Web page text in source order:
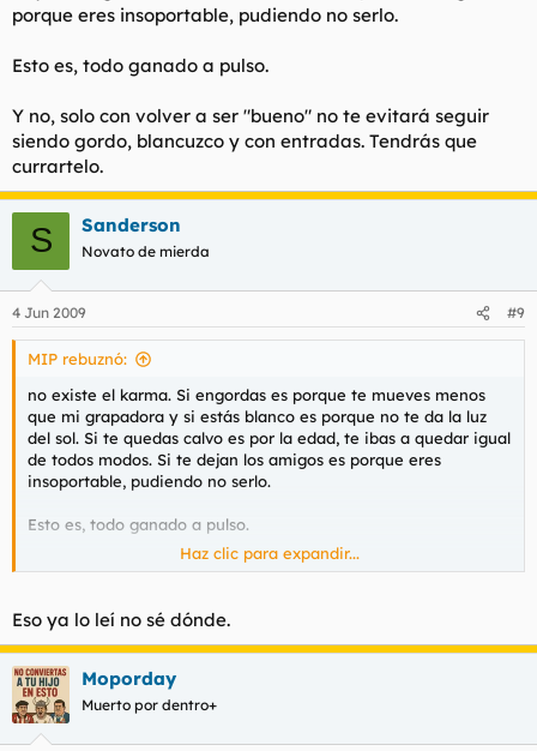
porque eres insoportable, pudiendo no serlo.
Esto es, todo ganado a pulso.
Y no, solo con volver a ser "bueno" no te evitará seguir
siendo gordo, blancuzco y con entradas. Tendrás que
currartelo.
S Sanderson
Novato de mierda
4 Jun 2009 #9
MIP rebuznó:
no existe el karma. Si engordas es porque te mueves menos
que mi grapadora y si estás blanco es porque no te da la luz
del sol. Si te quedas calvo es por la edad, te ibas a quedar igual
de todos modos. Si te dejan los amigos es porque eres
insoportable, pudiendo no serlo.
Esto es, todo ganado a pulso.
Y no, solo con volver a ser \"bueno\" no te evitará seguir
currartelo.
Haz clic para expandir...
Eso ya lo leí no sé dónde.
Moporday
Muerto por dentro+